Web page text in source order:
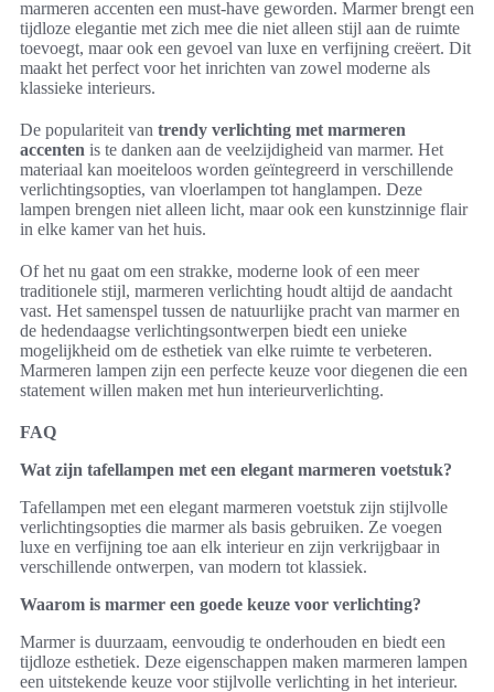
marmeren accenten een must-have geworden. Marmer brengt een
tijdloze elegantie met zich mee die niet alleen stijl aan de ruimte
toevoegt, maar ook een gevoel van luxe en verfijning creëert. Dit
maakt het perfect voor het inrichten van zowel moderne als
klassieke interieurs.
De populariteit van trendy verlichting met marmeren
accenten is te danken aan de veelzijdigheid van marmer. Het
materiaal kan moeiteloos worden geïntegreerd in verschillende
verlichtingsopties, van vloerlampen tot hanglampen. Deze
lampen brengen niet alleen licht, maar ook een kunstzinnige flair
in elke kamer van het huis.
Of het nu gaat om een strakke, moderne look of een meer
traditionele stijl, marmeren verlichting houdt altijd de aandacht
vast. Het samenspel tussen de natuurlijke pracht van marmer en
de hedendaagse verlichtingsontwerpen biedt een unieke
mogelijkheid om de esthetiek van elke ruimte te verbeteren.
Marmeren lampen zijn een perfecte keuze voor diegenen die een
statement willen maken met hun interieurverlichting.
FAQ
Wat zijn tafellampen met een elegant marmeren voetstuk?
Tafellampen met een elegant marmeren voetstuk zijn stijlvolle
verlichtingsopties die marmer als basis gebruiken. Ze voegen
luxe en verfijning toe aan elk interieur en zijn verkrijgbaar in
verschillende ontwerpen, van modern tot klassiek.
Waarom is marmer een goede keuze voor verlichting?
Marmer is duurzaam, eenvoudig te onderhouden en biedt een
tijdloze esthetiek. Deze eigenschappen maken marmeren lampen
een uitstekende keuze voor stijlvolle verlichting in het interieur.